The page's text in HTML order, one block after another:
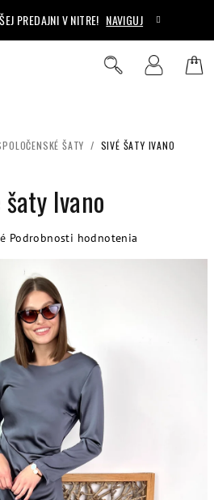
PREDAJNI V NITRE! NAVIGUJ
ŠATY / SIVÉ ŠATY IVANO
šaty Ivano
Podrobnosti hodnotenia